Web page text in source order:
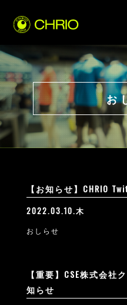
お
【お知らせ】CHRIO
2022.03.10.木
おしらせ
【重要】CSE株式会
知らせ